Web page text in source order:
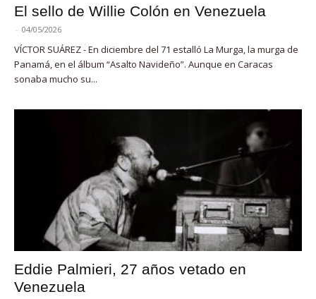
El sello de Willie Colón en Venezuela
- 04/05/2026
VÍCTOR SUÁREZ - En diciembre del 71 estalló La Murga, la murga de
Panamá, en el álbum “Asalto Navideño”. Aunque en Caracas
sonaba mucho su...
Eddie Palmieri, 27 años vetado en
Venezuela